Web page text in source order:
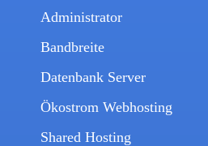
Administrator
Bandbreite
Datenbank Server
Ökostrom Webhosting
Shared Hosting